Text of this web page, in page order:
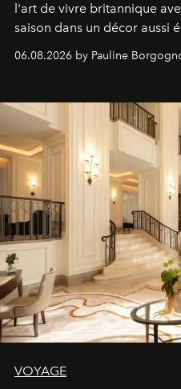
l'art de vivre britannique
saison dans un décor aussi
06.08.2026 by Pauline
VOYAGE